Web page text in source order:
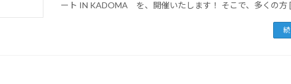
ート IN KADOMA を、開催いたします！ そこで、多くの方